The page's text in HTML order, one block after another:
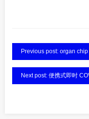
Previous post: organ chip
Next post: 便携式即时